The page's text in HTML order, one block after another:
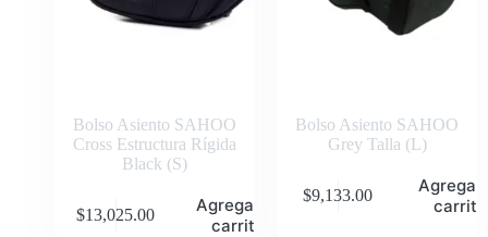
Bolso Asiento SAHOO
Cross Estructura Rígida
Black (S)
$13,025.00
Agregar al
carrito
Bolso Asiento SAHOO
Grey Talla (L)
$9,133.00
Agregar
carrito